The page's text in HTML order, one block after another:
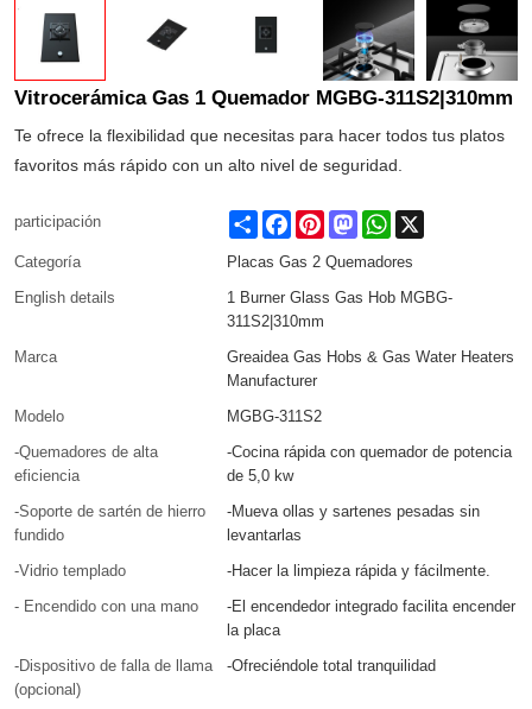
Vitrocerámica Gas 1 Quemador MGBG-311S2|310mm
Te ofrece la flexibilidad que necesitas para hacer todos tus platos
favoritos más rápido con un alto nivel de seguridad.
participación ShareFacebookPinterestMastodonWhatsApp
Categoría
Placas Gas 2 Quemadores
English details
1 Burner Glass Gas Hob MGBG-
311S2|310mm
Marca
Greaidea Gas Hobs & Gas Water Heaters
Manufacturer
Modelo
MGBG-311S2
-Quemadores de alta
eficiencia
-Cocina rápida con quemador de potencia
de 5,0 kw
-Soporte de sartén de hierro
fundido
-Mueva ollas y sartenes pesadas sin
levantarlas
-Vidrio templado
-Hacer la limpieza rápida y fácilmente.
- Encendido con una mano
-El encendedor integrado facilita encender
la placa
-Dispositivo de falla de llama
(opcional)
-Ofreciéndole total tranquilidad